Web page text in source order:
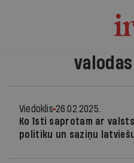
Viedoklis 26.02.2025.
Ko īsti saprotam ar
politiku un saziņu